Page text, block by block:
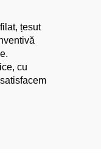
țesut
cu